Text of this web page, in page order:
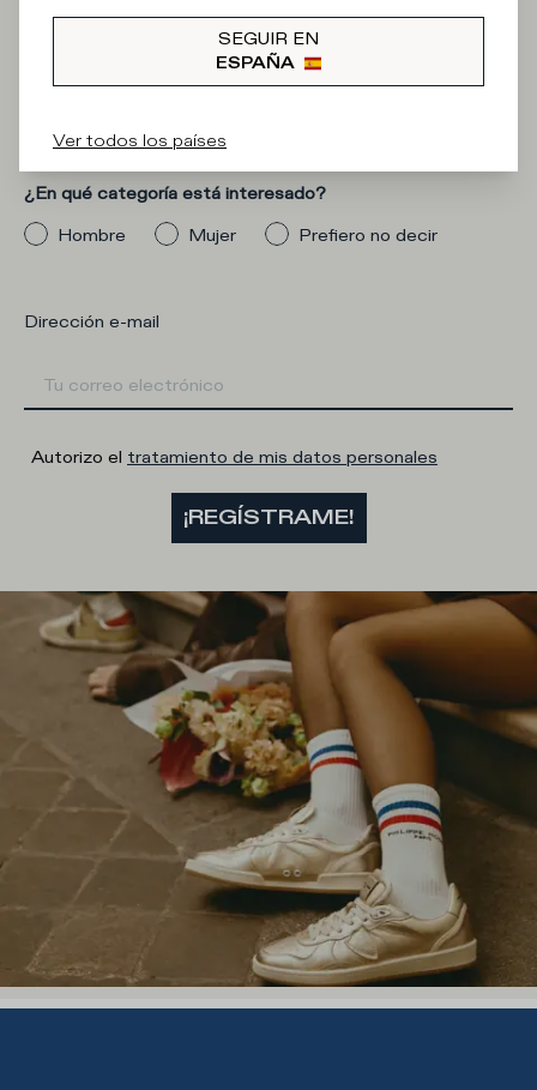
Iscriviti alla
Newsletter
¿En qué categoría está interesado?
Hombre
Mujer Prefiero no decir
Dirección e-mail
Autorizo el tratamiento de mis datos personales
¡REGÍSTRAME!
SEGUIR EN
ESPAÑA
Ver todos los países